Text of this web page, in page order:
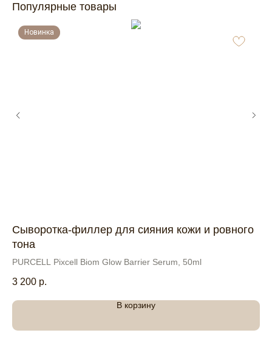
Популярные товары
Новинка
Сыворотка-филлер для сияния кожи и ровного
тона
PURCELL Pixcell Biom Glow Barrier Serum, 50ml
3 200 р.
В корзину